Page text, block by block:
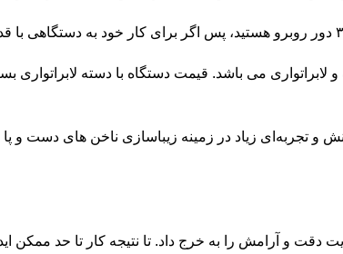
دو نوع دسته آرایشی سبک و لابراتواری می باشد. قیمت دستگاه با دسته
و تجربه‌ای زیاد در زمینه زیباسازی ناخن های دست و پا
دقت و آرامش را به خرج داد. تا نتیجه کار تا حد ممکن